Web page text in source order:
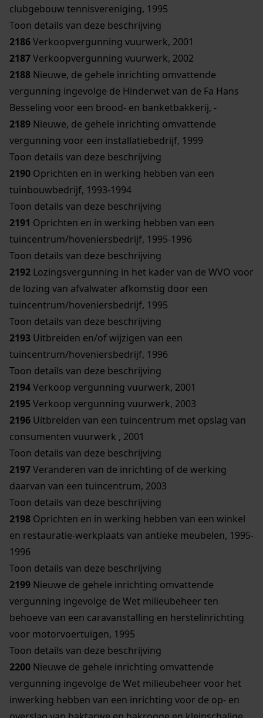
clubgebouw tennisvereniging, 1995
Toon details van deze beschrijving
2186Verkoopvergunning vuurwerk, 2001
2187Verkoopvergunning vuurwerk, 2002
2188 Nieuwe, de gehele inrichting omvattende
vergunning ingevolge de Hinderwet van de Fa Hans
Besseling voor een brood- en banketbakkerij, -
2189 Nieuwe, de gehele inrichting omvattende
vergunning voor een installatiebedrijf, 1999
Toon details van deze beschrijving
2190 Oprichten en in werking hebben van een
tuinbouwbedrijf, 1993-1994
Toon details van deze beschrijving
2191 Oprichten en in werking hebben van een
tuincentrum/hoveniersbedrijf, 1995-1996
Toon details van deze beschrijving
2192 Lozingsvergunning in het kader van de WVO voor
de lozing van afvalwater afkomstig door een
tuincentrum/hoveniersbedrijf, 1995
Toon details van deze beschrijving
2193 Uitbreiden en/of wijzigen van een
tuincentrum/hoveniersbedrijf, 1996
Toon details van deze beschrijving
2194Verkoop vergunning vuurwerk, 2001
2195Verkoop vergunning vuurwerk, 2003
2196 Uitbreiden van een tuincentrum met opslag van
consumenten vuurwerk , 2001
Toon details van deze beschrijving
2197Veranderen van de inrichting of de werking
daarvan van een tuincentrum, 2003
Toon details van deze beschrijving
2198 Oprichten en in werking hebben van een winkel
en restauratie-werkplaats van antieke meubelen, 1995-
1996
Toon details van deze beschrijving
2199 Nieuwe de gehele inrichting omvattende
vergunning ingevolge de Wet milieubeheer ten
behoeve van een caravanstalling en herstelinrichting
voor motorvoertuigen, 1995
Toon details van deze beschrijving
2200 Nieuwe de gehele inrichting omvattende
vergunning ingevolge de Wet milieubeheer voor het
inwerking hebben van een inrichting voor de op- en